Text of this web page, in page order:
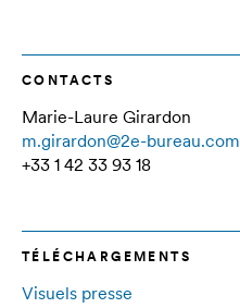
CONTACTS
Marie-Laure Girardon
m.girardon@2e-bureau.com
+33 1 42 33 93 18
TÉLÉCHARGEMENTS
Visuels presse